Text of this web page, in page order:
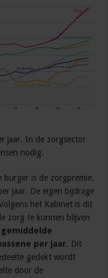
jaar. In de zorgsector
nodig.
burger is de zorgpremie.
jaar. De eigen bijdrage
het Kabinet is dit
zorg te kunnen blijven
per jaar. Dit
gedekt wordt
door de